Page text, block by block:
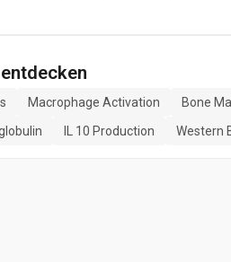
Macrophage Activation
Bone
IL 10 Production Western